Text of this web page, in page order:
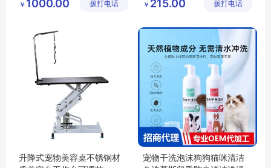
空气清新
限责任公
￥ 1000.00 拨打电话
狗狗清洁美容工具
有限公司
￥ 215.00 拨打电话
升降式宠物美容桌不锈钢材
宠物干洗泡沫狗狗猫咪清洁